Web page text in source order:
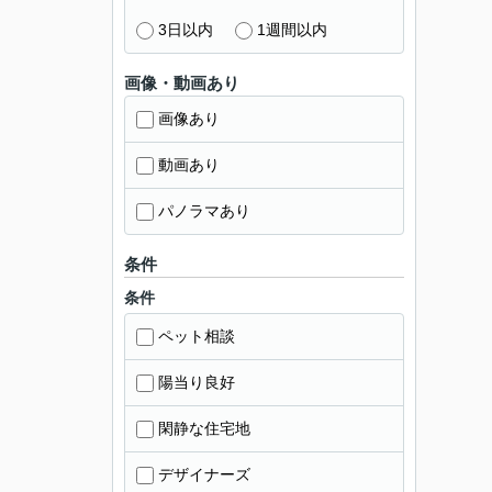
3日以内 1週間以内
画像・動画あり
画像あり
動画あり
パノラマあり
条件
条件
ペット相談
陽当り良好
閑静な住宅地
デザイナーズ